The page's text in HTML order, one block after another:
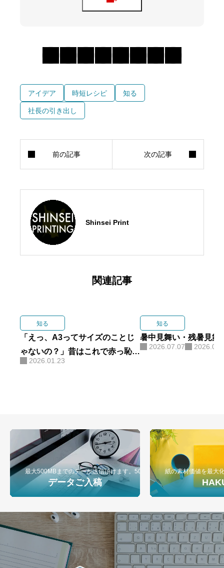
アイデア 時短レシピ 知る
社長の引き出し
Shinsei Print
関連記事
知る
「えっ、A3ってサイズのことじ
ゃないの？」昔はこれで赤っ恥を
かきました。
2026.01.23
知る
暑中見舞い・残暑見舞
2026.07.07
最大500MBまでのデーが送信頂けます。500MB以上のデータ入稿は弊
データご入稿
紙の素材価値を最大